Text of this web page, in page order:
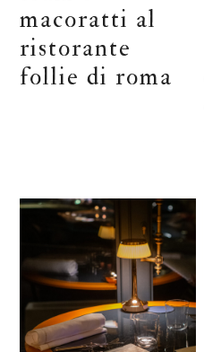
macoratti al
ristorante
follie di roma